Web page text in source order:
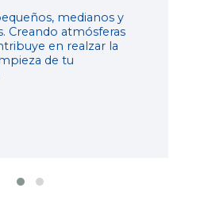
medianos y
Creando atmósferas
en realzar la
de tu